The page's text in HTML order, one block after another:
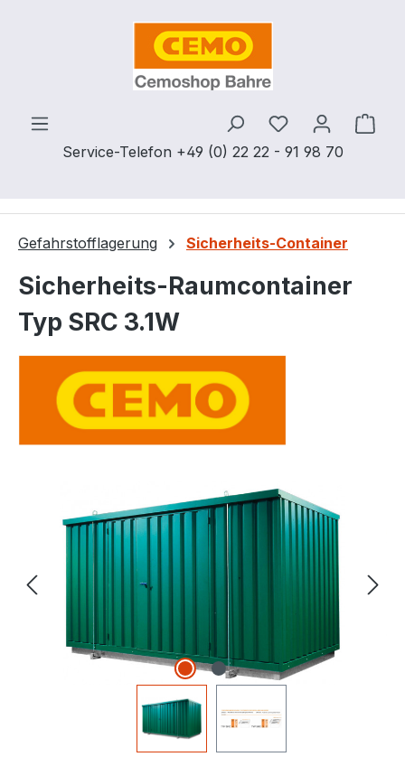
Zum Hauptinhalt springen
Service-Telefon +49 (0) 22 22 - 91 98 70
Du hast 0
Gefahrstofflagerung Sicherheits-Container
Sicherheits-Raumcontainer
Typ SRC 3.1W